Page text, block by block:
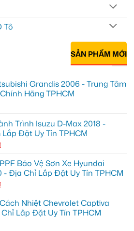
Tô
SẢN PHẨM MỚI
Grandis 2006 - Trung Tâm
Hãng TPHCM
Trình Isuzu D-Max 2018 -
Lắp Đặt Uy Tín TPHCM
Bảo Vệ Sơn Xe Hyundai
- Địa Chỉ Lắp Đặt Uy Tín TPHCM
Nhiệt Chevrolet Captiva
Lắp Đặt Uy Tín TPHCM